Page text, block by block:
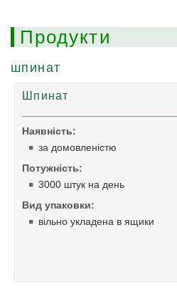
Продукти
шпинат
Шпинат
Hаявність:
за домовленістю
Потужність:
3000 штук на день
Bид упаковки:
вільно укладена в ящики